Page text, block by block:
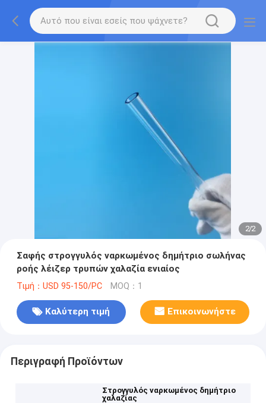
2/2
Σαφής στρογγυλός ναρκωμένος δημήτριο σωλήνας
ροής λέιζερ τρυπών χαλαζία ενιαίος
Τιμή：USD 95-150/PC MOQ：1
Καλύτερη τιμή Επικοινωνήστε
Περιγραφή Προϊόντων
Στρογγυλός ναρκωμένος δημήτριο
χαλαζίας